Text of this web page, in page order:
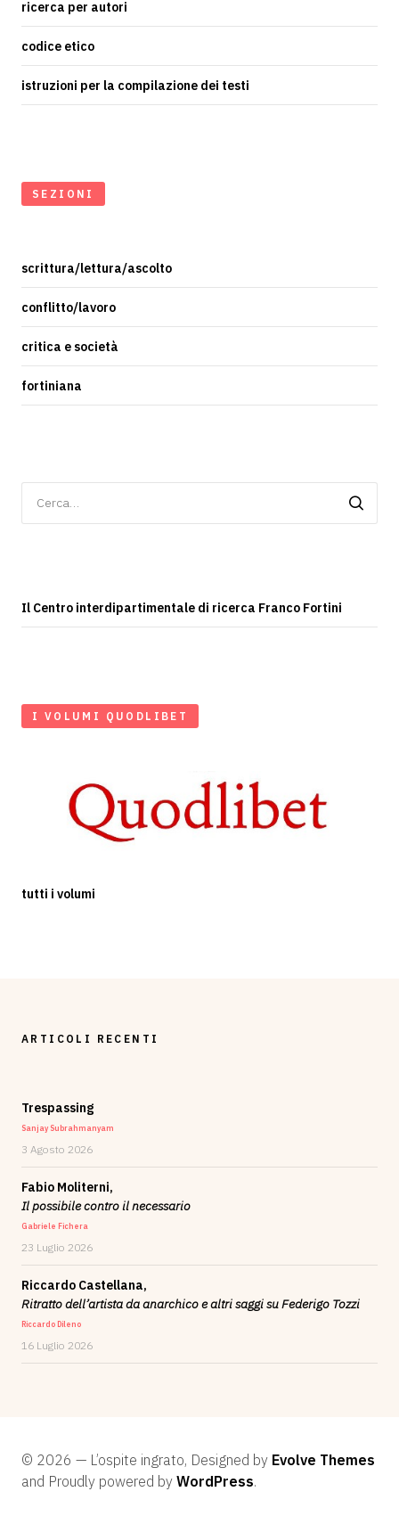
ricerca per autori
codice etico
istruzioni per la compilazione dei testi
SEZIONI
scrittura/lettura/ascolto
conflitto/lavoro
critica e società
fortiniana
per:
Il Centro interdipartimentale di ricerca Franco Fortini
I VOLUMI QUODLIBET
tutti i volumi
ARTICOLI RECENTI
Trespassing
Sanjay Subrahmanyam
3 Agosto 2026
Fabio Moliterni,
Il possibile contro il necessario
Gabriele Fichera
23 Luglio 2026
Riccardo Castellana,
Ritratto dell’artista da anarchico e altri saggi su Federigo Tozzi
Riccardo Dileno
16 Luglio 2026
© 2026 — L’ospite ingrato, Designed by Evolve Themes
and Proudly powered by WordPress.